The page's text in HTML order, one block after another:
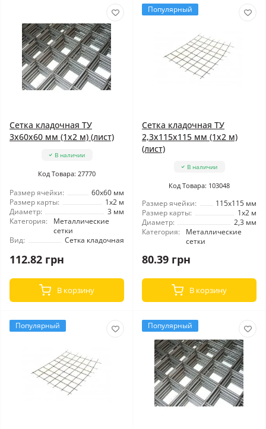
Сетка кладочная ТУ
3x60x60 мм (1x2 м) (лист)
В наличии
Код Товара: 27770
Размер ячейки:
60x60 мм
Размер карты:
1x2 м
Диаметр:
3 мм
Категория:
Металлические
сетки
Вид:
Сетка кладочная
112.82 грн
В корзину
Популярный
Сетка кладочная ТУ
2,3x115x115 мм (1x2 м)
(лист)
В наличии
Код Товара: 103048
Размер ячейки:
115x115 мм
Размер карты:
1x2 м
Диаметр:
2,3 мм
Категория:
Металлические
сетки
80.39 грн
В корзину
Популярный Популярный